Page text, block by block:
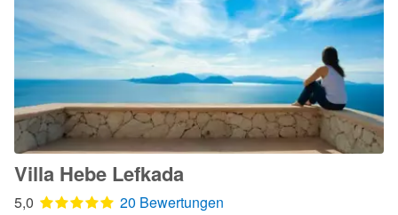
Villa Hebe Lefkada
5,0
20 Bewertungen